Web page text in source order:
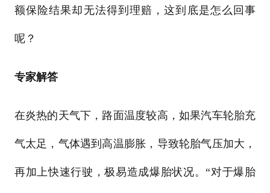
额保险结果却无法得到理赔，这到底是怎么回事
呢？
专家解答
在炎热的天气下，路面温度较高，如果汽车轮胎充
气太足，气体遇到高温膨胀，导致轮胎气压加大，
再加上快速行驶，极易造成爆胎状况。“对于爆胎